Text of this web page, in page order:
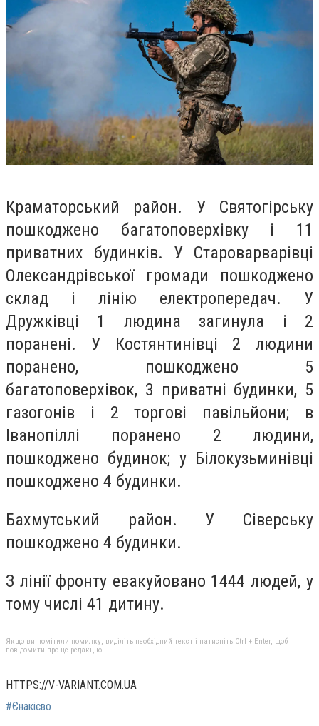
Краматорський район. У Святогірську
пошкоджено багатоповерхівку і 11
приватних будинків. У Староварварівці
Олександрівської громади пошкоджено
склад і лінію електропередач. У
Дружківці 1 людина загинула і 2
поранені. У Костянтинівці 2 людини
поранено, пошкоджено 5
багатоповерхівок, 3 приватні будинки, 5
газогонів і 2 торгові павільйони; в
Іванопіллі поранено 2 людини,
пошкоджено будинок; у Білокузьминівці
пошкоджено 4 будинки.
Бахмутський район. У Сіверську
пошкоджено 4 будинки.
З лінії фронту евакуйовано 1444 людей, у
тому числі 41 дитину.
Якщо ви помітили помилку, виділіть необхідний текст і натисніть Ctrl + Enter, щоб
повідомити про це редакцію
HTTPS://V-VARIANT.COM.UA
#Єнакієво